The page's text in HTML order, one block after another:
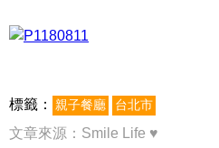
標籤： 親子餐廳 台北市
文章來源： Smile Life ♥